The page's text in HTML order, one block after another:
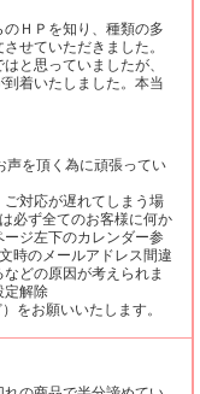
ＨＰを知り、種類の多
せていただきました。
と思っていましたが、
着いたしました。本当
を頂く為に頑張ってい
対応が遅れてしまう場
必ず全てのお客様に何か
ジ左下のカレンダー参
時のメールアドレス間違
どの原因が考えられま
定解除
をお願いいたします。